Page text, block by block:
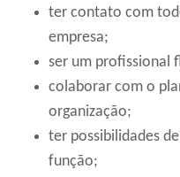
ter contato com
empresa;
ser um profissional
colaborar com o
organização;
ter possibilidades
função;